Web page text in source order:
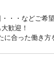
・・などご希
歓迎！
に合った働き方